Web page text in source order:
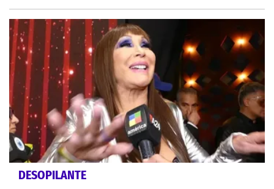
DESOPILANTE